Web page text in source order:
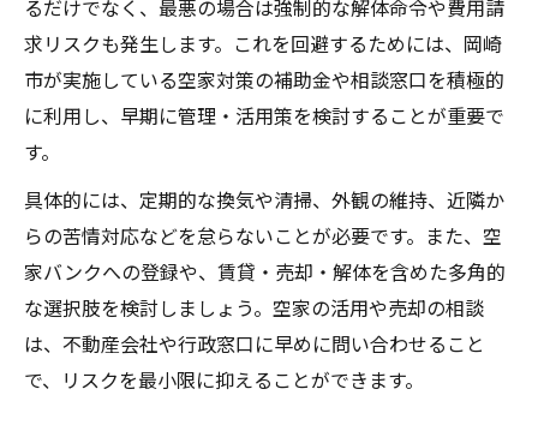
るだけでなく、最悪の場合は強制的な解体命令や費用請
求リスクも発生します。これを回避するためには、岡崎
市が実施している空家対策の補助金や相談窓口を積極的
に利用し、早期に管理・活用策を検討することが重要で
す。
具体的には、定期的な換気や清掃、外観の維持、近隣か
らの苦情対応などを怠らないことが必要です。また、空
家バンクへの登録や、賃貸・売却・解体を含めた多角的
な選択肢を検討しましょう。空家の活用や売却の相談
は、不動産会社や行政窓口に早めに問い合わせること
で、リスクを最小限に抑えることができます。